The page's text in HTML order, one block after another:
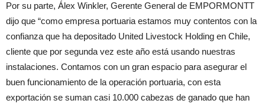
Por su parte, Álex Winkler, Gerente General de EMPORMONTT
dijo que “como empresa portuaria estamos muy contentos con la
confianza que ha depositado United Livestock Holding en Chile,
cliente que por segunda vez este año está usando nuestras
instalaciones. Contamos con un gran espacio para asegurar el
buen funcionamiento de la operación portuaria, con esta
exportación se suman casi 10.000 cabezas de ganado que han